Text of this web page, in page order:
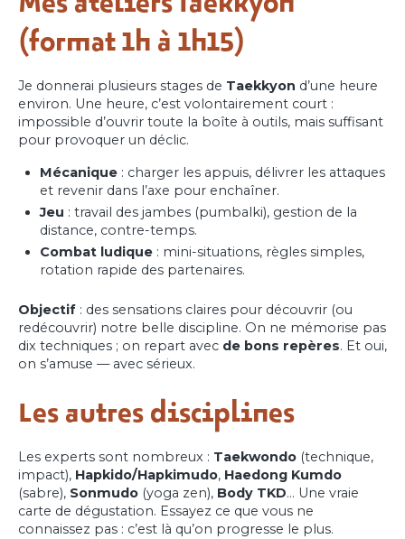
(format 1h à 1h15)
Je donnerai plusieurs stages de Taekkyon d’une heure
environ. Une heure, c’est volontairement court :
impossible d’ouvrir toute la boîte à outils, mais suffisant
pour provoquer un déclic.
Mécanique : charger les appuis, délivrer les attaques
et revenir dans l’axe pour enchaîner.
Jeu : travail des jambes (pumbalki), gestion de la
distance, contre-temps.
Combat ludique : mini-situations, règles simples,
rotation rapide des partenaires.
Objectif : des sensations claires pour découvrir (ou
redécouvrir) notre belle discipline. On ne mémorise pas
dix techniques ; on repart avec de bons repères. Et oui,
on s’amuse — avec sérieux.
Les autres disciplines
Les experts sont nombreux : Taekwondo (technique,
impact), Hapkido/Hapkimudo, Haedong Kumdo
(sabre), Sonmudo (yoga zen), Body TKD… Une vraie
carte de dégustation. Essayez ce que vous ne
connaissez pas : c’est là qu’on progresse le plus.